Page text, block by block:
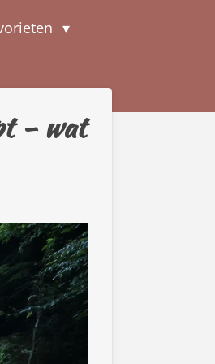
- wat